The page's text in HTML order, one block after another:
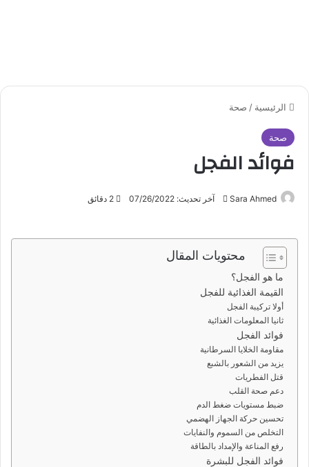
الرئيسية / صحة
صحة
فوائد الفجل
Sara Ahmed
ب
ي
إ
ل
ر
و
ن
ي
آخر تحديث: 07/26/2022
محتويات المقال
ما هو الفجل؟
القيمة الغذائية للفجل
أولا تركيبة الفجل
ثانيا المعلومات الغذائية
فوائد الفجل
مقاومة الخلايا السرطانية
يزيد من الشعور بالشبع
قتل الفطريات
دعم صحة القلب
ضبط مستويات ضغط الدم
تحسين حركة الجهاز الهضمي
التخلص من السموم والنفايات
رفع المناعة والإمداد بالطاقة
فوائد الفجل للبشرة